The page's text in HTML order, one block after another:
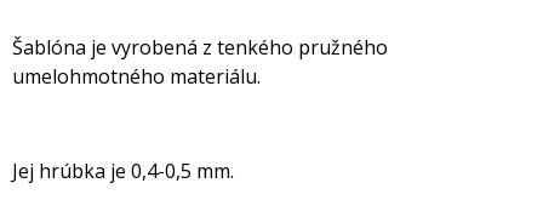
Šablóna je vyrobená z tenkého pružného
umelohmotného materiálu.
Jej hrúbka je 0,4-0,5 mm.